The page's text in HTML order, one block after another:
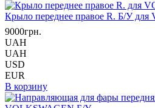
Крыло переднее правое R. Б/У
9000грн.
UAH
UAH
USD
EUR
В корзину